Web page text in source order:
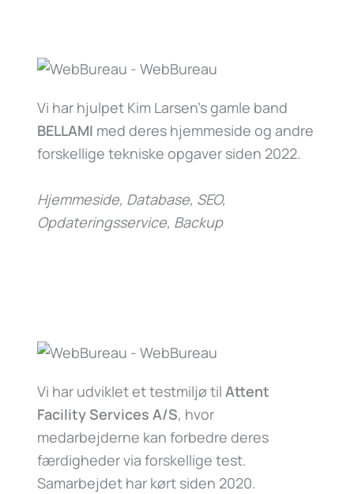
Vi har hjulpet Kim Larsen’s gamle band
BELLAMI med deres hjemmeside og andre
forskellige tekniske opgaver siden 2022.
Hjemmeside, Database, SEO,
Opdateringsservice, Backup
Vi har udviklet et testmiljø til Attent
Facility Services A/S, hvor
medarbejderne kan forbedre deres
færdigheder via forskellige test.
Samarbejdet har kørt siden 2020.